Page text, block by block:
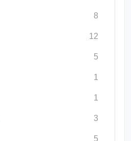
8
12
5
1
1
3
5